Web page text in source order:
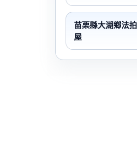
苗栗縣大湖鄉法拍
屋